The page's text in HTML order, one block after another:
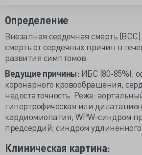
Определение
Внезапная сердечная смерть
смерть от сердечных причин в
развития симптомов.
Ведущие причины: ИБС (80-85%),
коронарного кровообращения,
недостаточность. Реже:
гипертрофическая или
кардиомиопатия; WPW-синдром
предсердий; синдром удлиненного
Клиническая картина: